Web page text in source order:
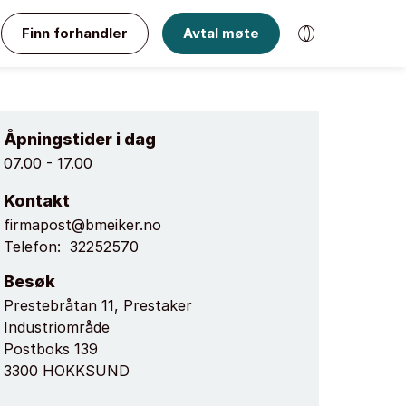
Finn forhandler Avtal møte
Åpningstider i dag
07.00 - 17.00
Kontakt
firmapost@bmeiker.no
Telefon: 32252570
Besøk
Prestebråtan 11, Prestaker
Industriområde
Postboks 139
3300 HOKKSUND